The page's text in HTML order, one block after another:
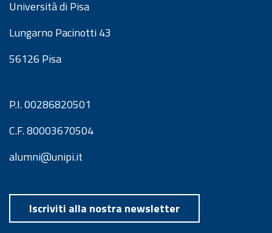
Università di Pisa
Lungarno Pacinotti 43
56126 Pisa
P.I. 00286820501
C.F. 80003670504
alumni@unipi.it
Iscriviti alla nostra newsletter